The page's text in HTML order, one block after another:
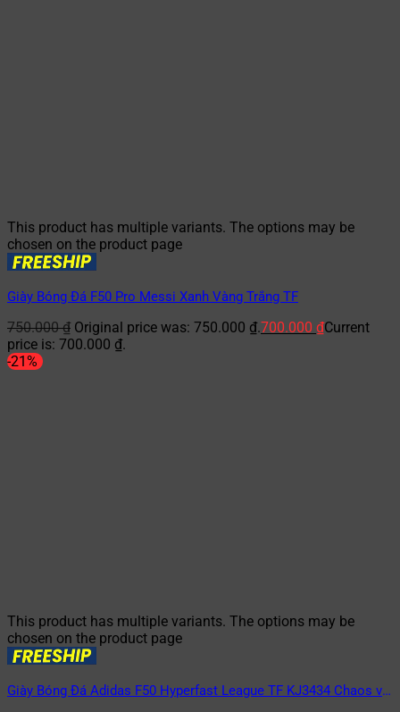
This product has multiple variants. The options may be
chosen on the product page
Giày Bóng Đá F50 Pro Messi Xanh Vàng Trắng TF
750.000₫ Original price was: 750.000 ₫.700.000 ₫Current
price is: 700.000 ₫.
-21%
This product has multiple variants. The options may be
chosen on the product page
Giày Bóng Đá Adidas F50 Hyperfast League TF KJ3434 Chaos vs